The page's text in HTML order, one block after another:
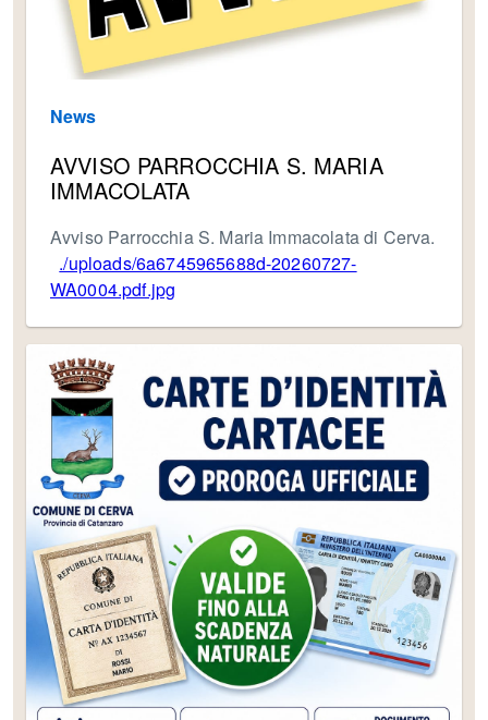
News
AVVISO PARROCCHIA S. MARIA
IMMACOLATA
Avviso Parrocchia S. Maria Immacolata di Cerva.
./uploads/6a6745965688d-20260727-
WA0004.pdf.jpg